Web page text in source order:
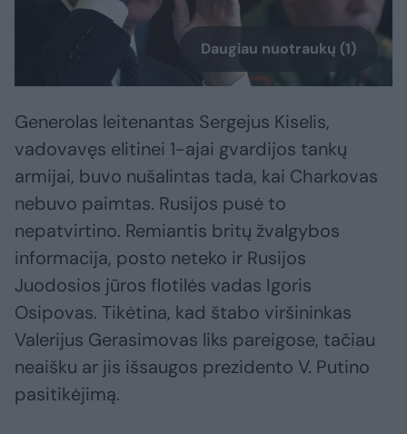
Daugiau nuotraukų (1)
Generolas leitenantas Sergejus Kiselis,
vadovavęs elitinei 1-ajai gvardijos tankų
armijai, buvo nušalintas tada, kai Charkovas
nebuvo paimtas. Rusijos pusė to
nepatvirtino. Remiantis britų žvalgybos
informacija, posto neteko ir Rusijos
Juodosios jūros flotilės vadas Igoris
Osipovas. Tikėtina, kad štabo viršininkas
Valerijus Gerasimovas liks pareigose, tačiau
neaišku ar jis išsaugos prezidento V. Putino
pasitikėjimą.